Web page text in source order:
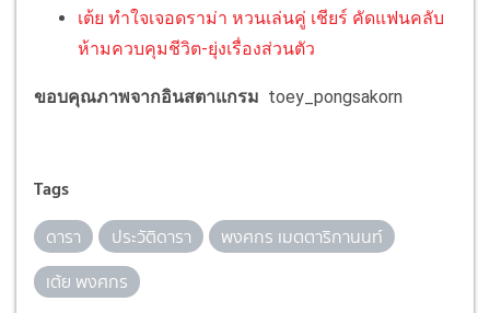
เต้ย ทำใจเจอดราม่า หวนเล่นคู่ เชียร์ คัดแฟนคลับ
ห้ามควบคุมชีวิต-ยุ่งเรื่องส่วนตัว
ขอบคุณภาพจากอินสตาแกรม toey_pongsakorn
Tags
ดารา ประวัติดารา
พงศกร เมตตาริกานนท์
เต้ย พงศกร